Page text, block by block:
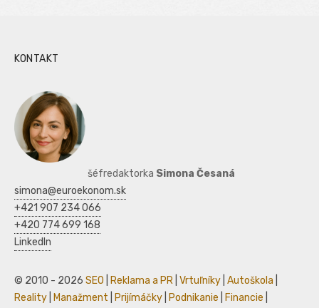
KONTAKT
šéfredaktorka Simona Česaná
simona@euroekonom.sk
+421 907 234 066
+420 774 699 168
LinkedIn
© 2010 - 2026 SEO Reklama a PR Vrtuľníky Autoškola
Reality
Manažment Prijímáčky Podnikanie Financie